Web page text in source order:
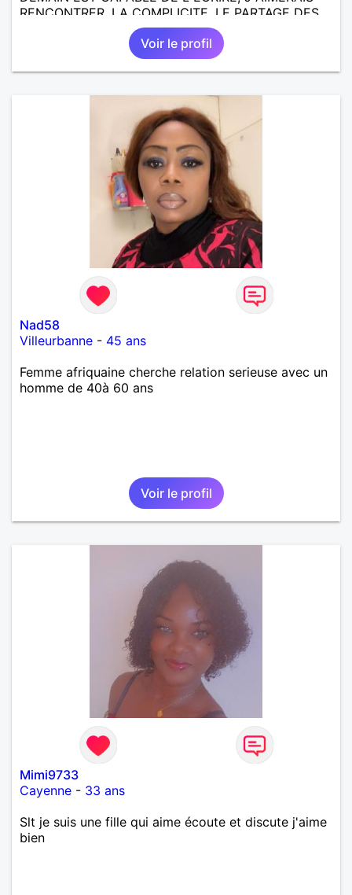
RENCONTRER, LA COMPLICITE, LE PARTAGE DES
BELLES CHOSES DE LA VIE : BALADES, VOYAGES
EN FRANCE OU AILLEURS. ETRE A L ECOUTE DE L
AUTRE, ET LA VIE SERA PLUS BELLE
ENCORE.....................
Voir le profil
Nad58
Villeurbanne - 45 ans
Femme afriquaine cherche relation serieuse avec un
homme de 40à 60 ans
Voir le profil
Mimi9733
Cayenne - 33 ans
Slt je suis une fille qui aime écoute et discute j'aime
bien